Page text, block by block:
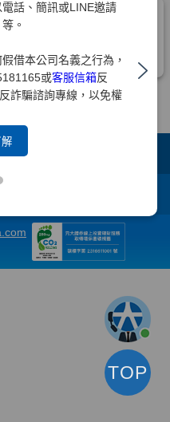
話、簡訊或LINE邀請
。
借本公司名義之行為，
或客服信箱反
詐騙諮詢專線，以免權
TOP